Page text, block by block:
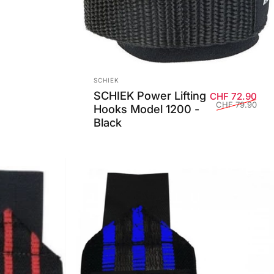
Anbieter:
SCHIEK
SCHIEK Power Lifting
Hooks Model 1200 -
Black
CHF 72.90
CHF 79.90